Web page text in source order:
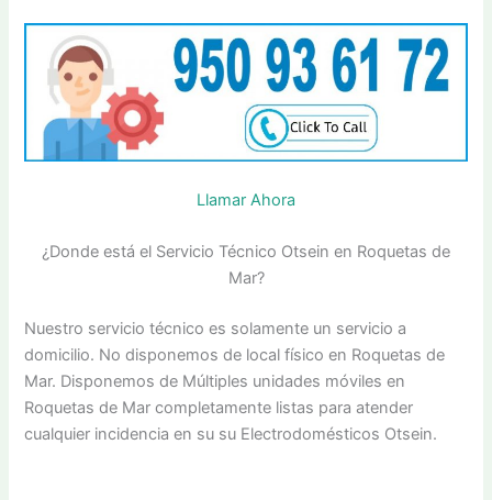
Llamar Ahora
¿Donde está el Servicio Técnico Otsein en Roquetas de
Mar?
Nuestro servicio técnico es solamente un servicio a
domicilio. No disponemos de local físico en Roquetas de
Mar. Disponemos de Múltiples unidades móviles en
Roquetas de Mar completamente listas para atender
cualquier incidencia en su su Electrodomésticos Otsein.